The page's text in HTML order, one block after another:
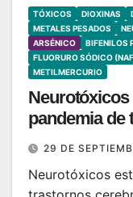
TÓXICOS DIOXINAS
METALES PESADOS
ARSÉNICO
BIFENILOS
FLUORURO SÓDICO
METILMERCURIO
Neurotóxicos
pandemia de
29 DE
Neurotóxicos